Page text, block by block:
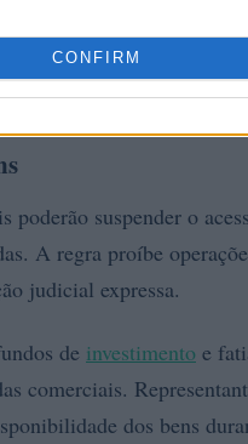
CONFIRM
suspender o
A regra proíbe
judicial expressa.
de investimento e
comerciais.
dos bens